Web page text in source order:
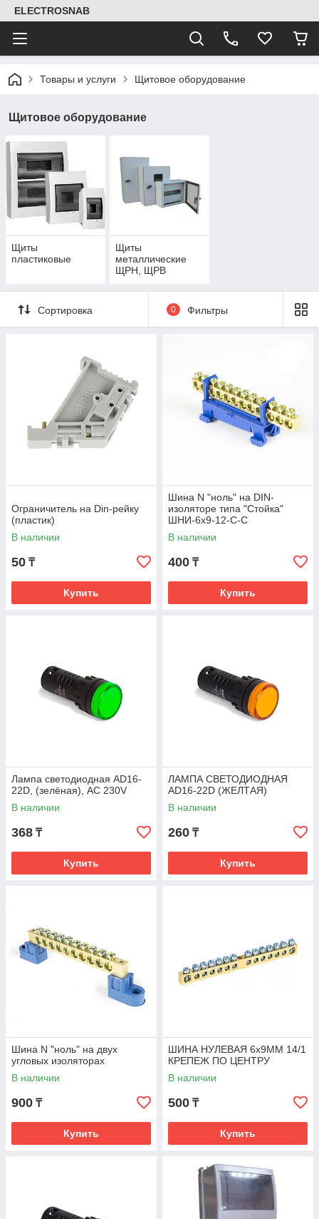
ELECTROSNAB
Товары и услуги Щитовое оборудование
Щитовое оборудование
Щиты
пластиковые
Щиты
металлические
ЩРН, ЩРВ
Сортировка 0 Фильтры
Ограничитель на Din-рейку
(пластик)
В наличии
50 ₸
Купить
Шина N "ноль" на DIN-
изоляторе типа "Стойка"
ШНИ-6х9-12-С-С
В наличии
400 ₸
Купить
Лампа светодиодная AD16-
22D, (зелёная), АС 230V
В наличии
368 ₸
Купить
ЛАМПА СВЕТОДИОДНАЯ
AD16-22D (ЖЕЛТАЯ)
В наличии
260 ₸
Купить
Шина N "ноль" на двух
угловых изоляторах
В наличии
900 ₸
Купить
ШИНА НУЛЕВАЯ 6х9ММ 14/1
КРЕПЕЖ ПО ЦЕНТРУ
В наличии
500 ₸
Купить